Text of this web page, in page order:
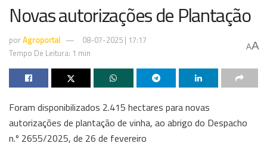
Novas autorizações de Plantação
porAgroportal
08-07-2025 | 17:17
Tempo De Leitura: 1 min
AA
Foram disponibilizados 2.415 hectares para novas
autorizações de plantação de vinha, ao abrigo do Despacho
n.º 2655/2025, de 26 de fevereiro